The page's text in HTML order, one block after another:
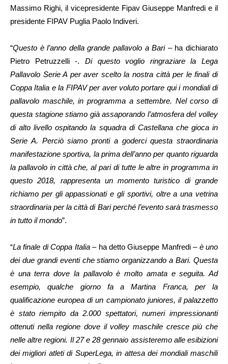
Massimo Righi, il vicepresidente Fipav Giuseppe Manfredi e il
presidente FIPAV Puglia Paolo Indiveri.
“Questo è l’anno della grande pallavolo a Bari– ha dichiarato
Pietro Petruzzelli -. Di questo voglio ringraziare la Lega
Pallavolo Serie A per aver scelto la nostra città per le finali di
Coppa Italia e la FIPAV per aver voluto portare qui i mondiali di
pallavolo maschile, in programma a settembre. Nel corso di
questa stagione stiamo già assaporando l’atmosfera del volley
di alto livello ospitando la squadra di Castellana che gioca in
Serie A. Perciò siamo pronti a goderci questa straordinaria
manifestazione sportiva, la prima dell’anno per quanto riguarda
la pallavolo in città che, al pari di tutte le altre in programma in
questo 2018, rappresenta un momento turistico di grande
richiamo per gli appassionati e gli sportivi, oltre a una vetrina
straordinaria per la città di Bari perché l’evento sarà trasmesso
in tutto il mondo”.
“La finale di Coppa Italia– ha detto Giuseppe Manfredi –è uno
dei due grandi eventi che stiamo organizzando a Bari. Questa
è una terra dove la pallavolo è molto amata e seguita. Ad
esempio, qualche giorno fa a Martina Franca, per la
qualificazione europea di un campionato juniores, il palazzetto
è stato riempito da 2.000 spettatori, numeri impressionanti
ottenuti nella regione dove il volley maschile cresce più che
nelle altre regioni. Il 27 e 28 gennaio assisteremo alle esibizioni
dei migliori atleti di SuperLega, in attesa dei mondiali maschili